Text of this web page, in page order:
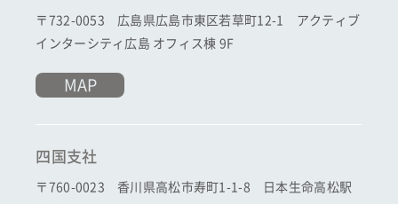
〒732-0053 広島県広島市東区若草町12-1 アクティブ
インターシティ広島 オフィス棟 9F
MAP
四国支社
〒760-0023 香川県高松市寿町1-1-8 日本生命高松駅